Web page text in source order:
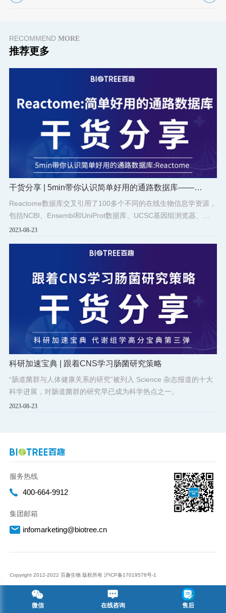
RECOMMEND MORE
推荐更多
干货分享 | 5min带你认识简单好用的通路数据库——
Reactome数据库交叉引用了100多个不同的在线生物信息学资源，
包括NCBI、Ensembl和UniProt数据库、UCSC基因组浏览器、
ChEBI小分子数据库和PubMed文献数据库等。
2023-08-23
科研加速宝典 | 跟着CNS学习肠菌研究策略
“肠道菌群与人体健康关系的研究”被列入 Science 杂志报道的十大
科学进展，对肠道菌群的研究早已成为科学热点之一。
2023-08-23
微信 在线咨询 售后
服务热线
400-664-9912
集团邮箱
infomarketing@biotree.cn
Copyright 2012-2022 百趣生物 版权所有 沪ICP备17019578号-1